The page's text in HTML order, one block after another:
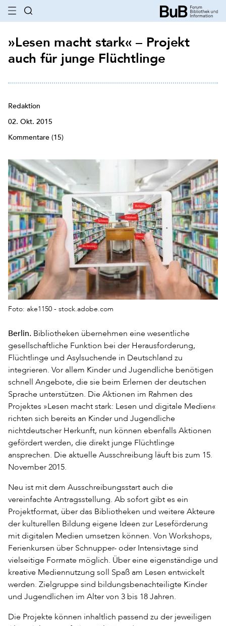
»Lesen macht stark« – Projekt
auch für junge Flüchtlinge
Redaktion
02. Okt. 2015
Kommentare (15)
Foto: ake1150 - stock.adobe.com
Berlin. Bibliotheken übernehmen eine wesentliche
gesellschaftliche Funktion bei der Herausforderung,
Flüchtlinge und Asylsuchende in Deutschland zu
integrieren. Vor allem Kinder und Jugendliche benötigen
schnell Angebote, die sie beim Erlernen der deutschen
Sprache unterstützen. Die Aktionen im Rahmen des
Projektes »Lesen macht stark: Lesen und digitale Medien«
richten sich bereits an Kinder und Jugendliche
nichtdeutscher Herkunft, nun können ebenfalls Aktionen
gefördert werden, die direkt junge Flüchtlinge
ansprechen. Die aktuelle Ausschreibung läuft bis zum 15.
November 2015.
Neu ist mit dem Ausschreibungsstart auch die
vereinfachte Antragsstellung. Ab sofort gibt es ein
Projektformat, über das Bibliotheken und weitere Akteure
der kulturellen Bildung eigene Ideen zur Leseförderung
mit digitalen Medien umsetzen können. Von Workshops,
Ferienkursen über Schnupper- oder Intensivtage sind
vielseitige Formate möglich. Über eine eigenständige und
kreative Mediennutzung soll Spaß am Lesen entwickelt
werden. Zielgruppe sind bildungsbenachteiligte Kinder
und Jugendlichen im Alter von 3 bis 18 Jahren.
Die Projekte können inhaltlich passend zu der jeweiligen